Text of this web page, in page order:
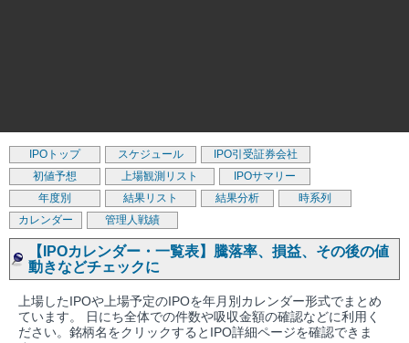
IPOトップ スケジュール
IPO引受証券会社
初値予想
上場観測リスト
IPOサマリー
年度別
結果リスト 結果分析
時系列
カレンダー
管理人戦績
【IPOカレンダー・一覧表】騰落率、損益、その後の値
動きなどチェックに
上場したIPOや上場予定のIPOを年月別カレンダー形式でまとめ
ています。 日にち全体での件数や吸収金額の確認などに利用く
ださい。銘柄名をクリックするとIPO詳細ページを確認できま